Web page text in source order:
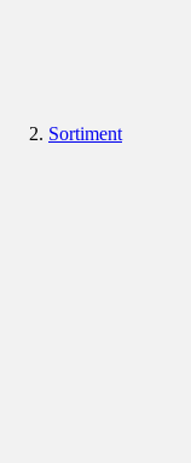
Sortiment